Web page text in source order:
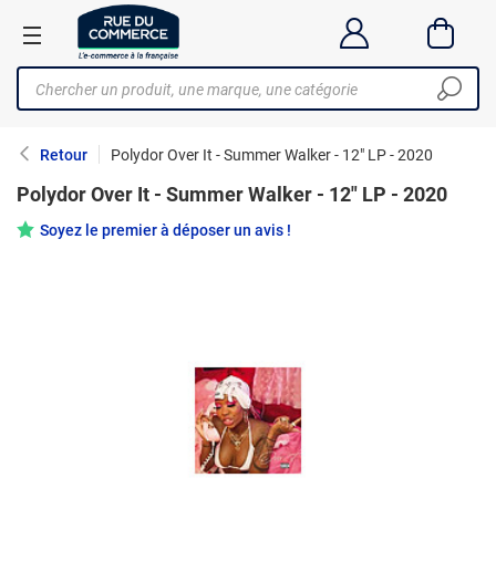
Retour Polydor Over It - Summer Walker - 12" LP - 2020
Polydor Over It - Summer Walker - 12" LP - 2020
Soyez le premier à déposer un avis !